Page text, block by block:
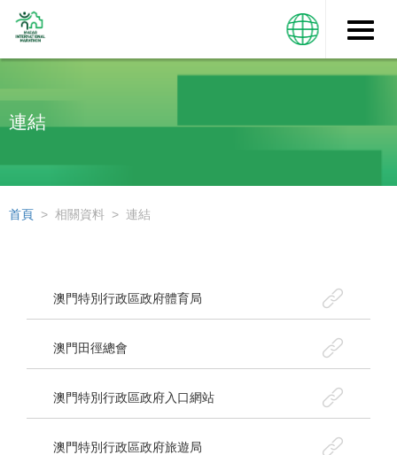
Toggle
連結
首頁 > 相關資料 > 連結
澳門特別行政區政府體育局
澳門田徑總會
澳門特別行政區政府入口網站
澳門特別行政區政府旅遊局